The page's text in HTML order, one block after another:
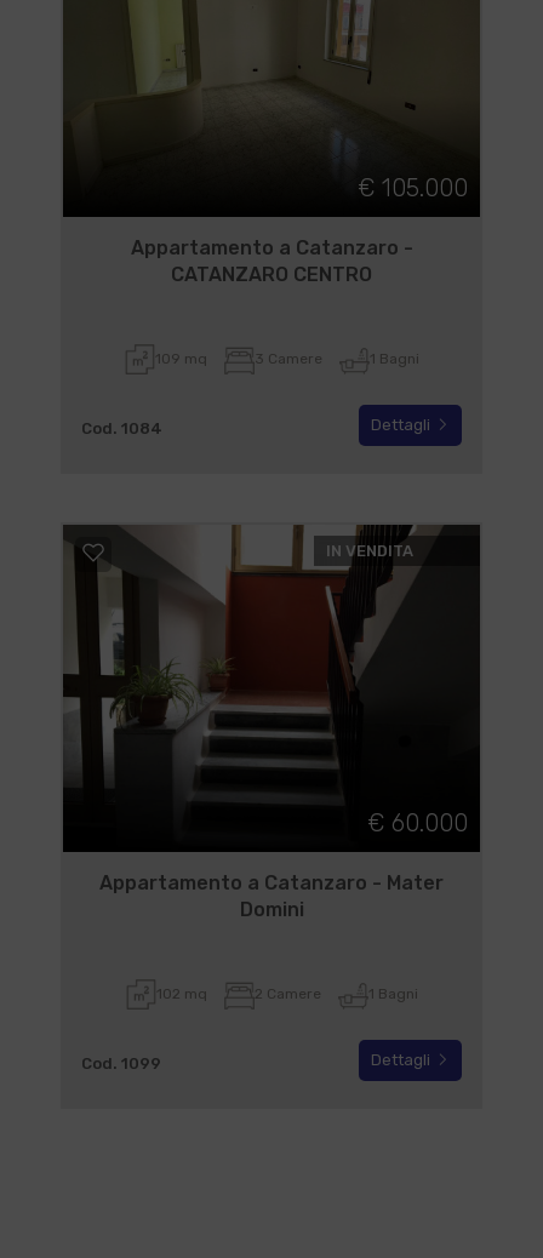
€ 105.000
Appartamento a Catanzaro -
CATANZARO CENTRO
109 mq 3 Camere 1 Bagni
Cod. 1084 Dettagli
IN VENDITA
€ 60.000
Appartamento a Catanzaro - Mater
Domini
102 mq 2 Camere 1 Bagni
Cod. 1099 Dettagli